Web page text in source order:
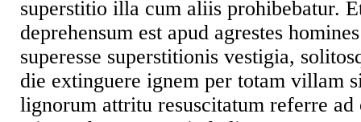
superstitio illa cum aliis prohibebatur.
deprehensum est apud agrestes
superesse superstitionis vestigia,
die extinguere ignem per totam villam
lignorum attritu resuscitatum referre ad